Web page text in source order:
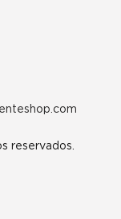
reservados.